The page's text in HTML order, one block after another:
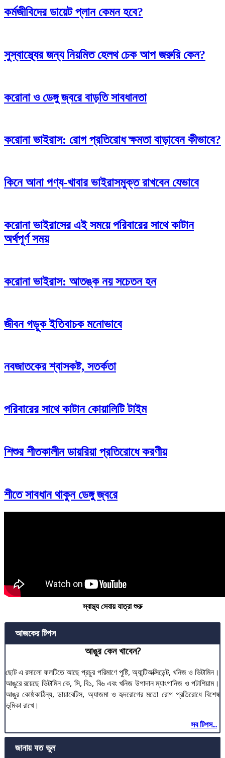
কর্মজীবিদের ডায়েট প্লান কেমন হবে?
সুস্বাস্থ্যের জন্য নিয়মিত হেলথ চেক আপ জরুরি কেন?
করোনা ও ডেঙ্গু জ্বরে বাড়তি সাবধানতা
করোনা ভাইরাস: রোগ প্রতিরোধ ক্ষমতা বাড়াবেন কীভাবে?
কিনে আনা পণ্য-খাবার ভাইরাসমুক্ত রাখবেন যেভাবে
করোনা ভাইরাসের এই সময়ে পরিবারের সাথে কাটান
অর্থপূর্ণ সময়
করোনা ভাইরাস: আতঙ্ক নয় সচেতন হন
জীবন গড়ুক ইতিবাচক মনোভাবে
নবজাতকের শ্বাসকষ্ট, সতর্কতা
পরিবারের সাথে কাটান কোয়ালিটি টাইম
শিশুর শীতকালীন ডায়রিয়া প্রতিরোধে করণীয়
শীতে সাবধান থাকুন ডেঙ্গু জ্বরে
স্বাস্থ্য সেবায় যাত্রা শুরু
আজকের টিপস
আঙুর কেন খাবেন?
ছোট এ রসালো ফলটিতে আছে প্রচুর পরিমাণে পুষ্টি, অ্যান্টিঅক্সিডেন্ট, খনিজ ও ভিটামিন।
আঙুরে রয়েছে ভিটামিন কে, সি, বি১, বি৬ এবং খনিজ উপাদান ম্যাংগানিজ ও পটাশিয়াম।
আঙুর কোষ্ঠকাঠিন্য, ডায়াবেটিস, অ্যাজমা ও হৃদরোগের মতো রোগ প্রতিরোধে বিশেষ
ভূমিকা রাখে।
সব টিপস...
জানায় যত ভুল